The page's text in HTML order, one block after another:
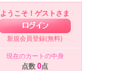
ようこそ！ゲストさま
新規会員登録(無料)
現在のカートの中身
点数 0点